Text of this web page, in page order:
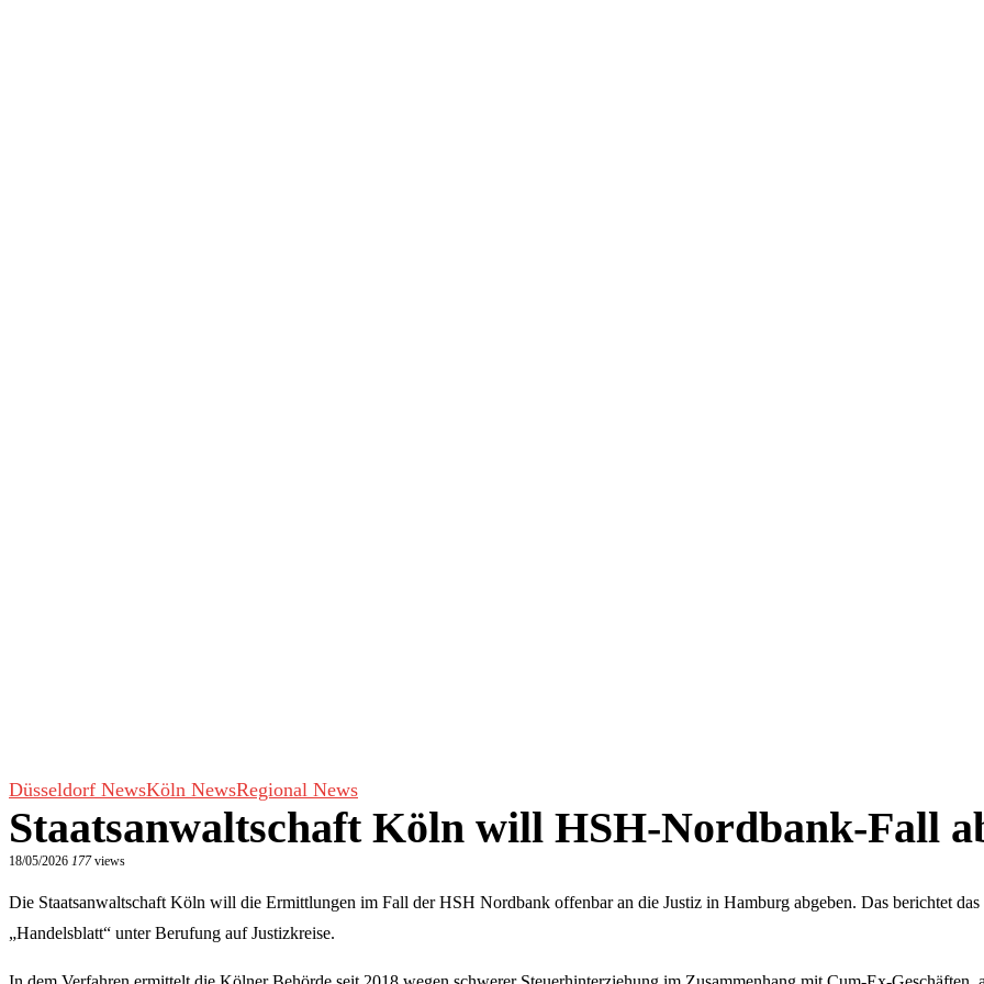
Düsseldorf NewsKöln NewsRegional News
Staatsanwaltschaft Köln will HSH-Nordbank-Fall
18/05/2026 177views
Die Staatsanwaltschaft Köln will die Ermittlungen im Fall der HSH Nordbank offenbar an die Justiz in Hamburg abgeben. Das berichtet das
„Handelsblatt“ unter Berufung auf Justizkreise.